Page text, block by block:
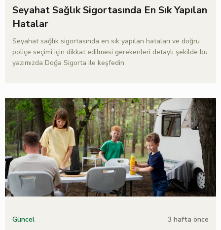
Seyahat Sağlık Sigortasında En Sık Yapılan
Hatalar
Seyahat sağlık sigortasında en sık yapılan hataları ve doğru
poliçe seçimi için dikkat edilmesi gerekenleri detaylı şekilde bu
yazımızda Doğa Sigorta ile keşfedin.
Güncel 3 hafta önce